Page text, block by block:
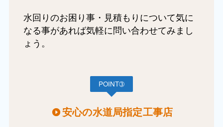
水回りのお困り事・見積もりについて気に
なる事があれば気軽に問い合わせてみまし
ょう。
POINT➂
安心の水道局指定工事店